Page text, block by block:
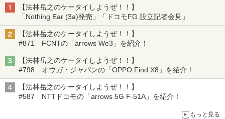
【法林岳之のケータイしようぜ！！】
「Nothing Ear (3a)発売」「ドコモFG 設立記者会見」
【法林岳之のケータイしようぜ！！】
#871 FCNTの「arrows We3」を紹介！
【法林岳之のケータイしようぜ！！】
#798 オウガ・ジャパンの「OPPO Find X8」を紹介！
【法林岳之のケータイしようぜ！！】
#587 NTTドコモの「arrows 5G F-51A」を紹介！
もっと見る